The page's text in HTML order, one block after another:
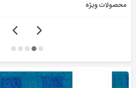
محصولات ویژه